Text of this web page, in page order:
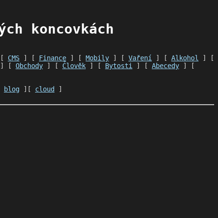
koncovkách
CMS ] [ Finance ] [ Mobily ] [ Vaření ] [ Alkohol
] [
[ Obchody ] [ Člověk ] [ Bytosti ] [ Abecedy ] [
blog ][ cloud ]